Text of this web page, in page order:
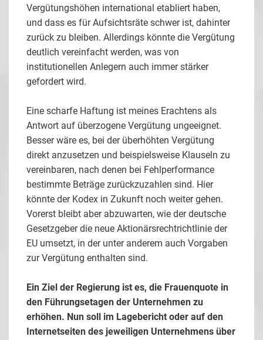
Vergütungshöhen international etabliert haben,
und dass es für Aufsichtsräte schwer ist, dahinter
zurück zu bleiben. Allerdings könnte die Vergütung
deutlich vereinfacht werden, was von
institutionellen Anlegern auch immer stärker
gefordert wird.
Eine scharfe Haftung ist meines Erachtens als
Antwort auf überzogene Vergütung ungeeignet.
Besser wäre es, bei der überhöhten Vergütung
direkt anzusetzen und beispielsweise Klauseln zu
vereinbaren, nach denen bei Fehlperformance
bestimmte Beträge zurückzuzahlen sind. Hier
könnte der Kodex in Zukunft noch weiter gehen.
Vorerst bleibt aber abzuwarten, wie der deutsche
Gesetzgeber die neue Aktionärsrechtrichtlinie der
EU umsetzt, in der unter anderem auch Vorgaben
zur Vergütung enthalten sind.
Ein Ziel der Regierung ist es, die Frauenquote in
den Führungsetagen der Unternehmen zu
erhöhen. Nun soll im Lagebericht oder auf den
Internetseiten des jeweiligen Unternehmens über